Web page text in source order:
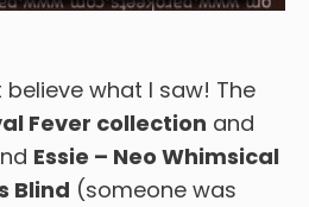
believe what I saw! The
Fever collection and
Essie – Neo Whimsical
Blind (someone was